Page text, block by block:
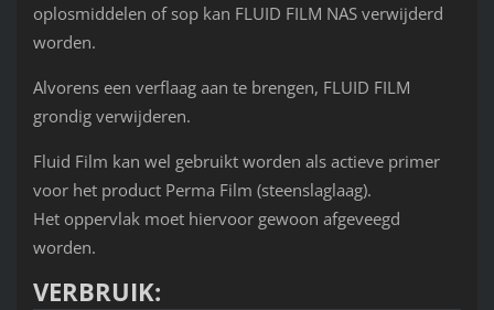
oplosmiddelen of sop kan FLUID FILM NAS verwijderd
worden.
Alvorens een verflaag aan te brengen, FLUID FILM
grondig verwijderen.
Fluid Film kan wel gebruikt worden als actieve primer
voor het product Perma Film (steenslaglaag).
Het oppervlak moet hiervoor gewoon afgeveegd
worden.
VERBRUIK: